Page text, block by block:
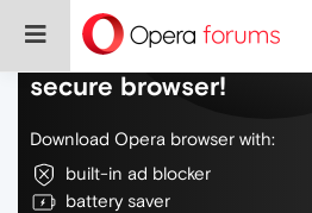
Do more on the web,
secure browser!
Download Opera browser with:
built-in ad blocker
battery saver